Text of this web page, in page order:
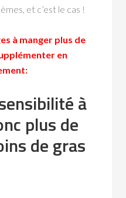
et c’est le cas !
à manger plus de
en
à
plus de
de gras